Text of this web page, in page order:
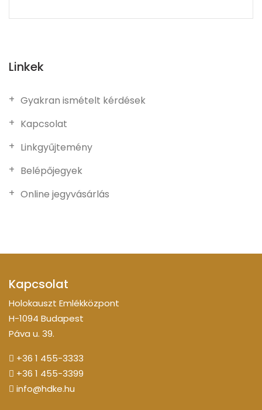
Linkek
Gyakran ismételt kérdések
Kapcsolat
Linkgyűjtemény
Belépőjegyek
Online jegyvásárlás
Kapcsolat
Holokauszt Emlékközpont
H-1094 Budapest
Páva u. 39.
+36 1 455-3333
+36 1 455-3399
info@hdke.hu